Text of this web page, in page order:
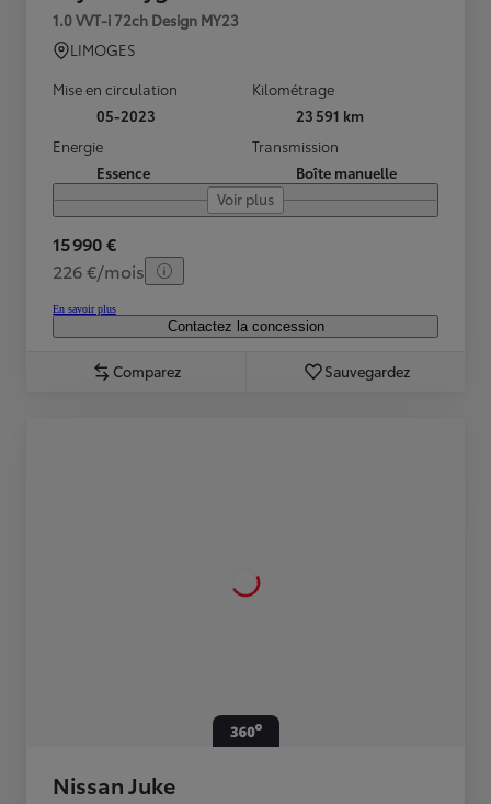
1.0 VVT-i 72ch Design MY23
LIMOGES
Mise en circulation
05-2023
Kilométrage
23 591 km
Energie
Essence
Transmission
Boîte manuelle
Voir plus
15 990 €
226 €/mois
En savoir plus
Contactez la concession
Comparez Sauvegardez
Nissan Juke